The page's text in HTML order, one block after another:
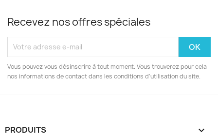
Recevez nos offres spéciales
Vous pouvez vous désinscrire à tout moment. Vous trouverez pour cela
nos informations de contact dans les conditions d'utilisation du site.
PRODUITS 